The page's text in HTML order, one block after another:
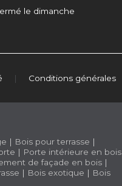
le dimanche
| Conditions générales
| Bois pour terrasse |
| Porte intérieure en bois
de façade en bois |
| Bois exotique | Bois